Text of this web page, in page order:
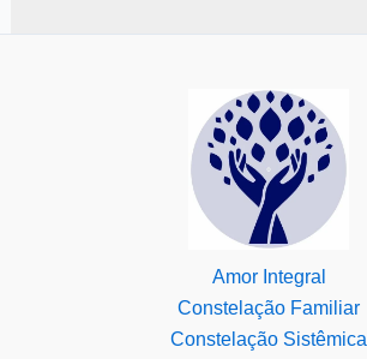
Amor Integral
Constelação Familiar
Constelação Sistêmica